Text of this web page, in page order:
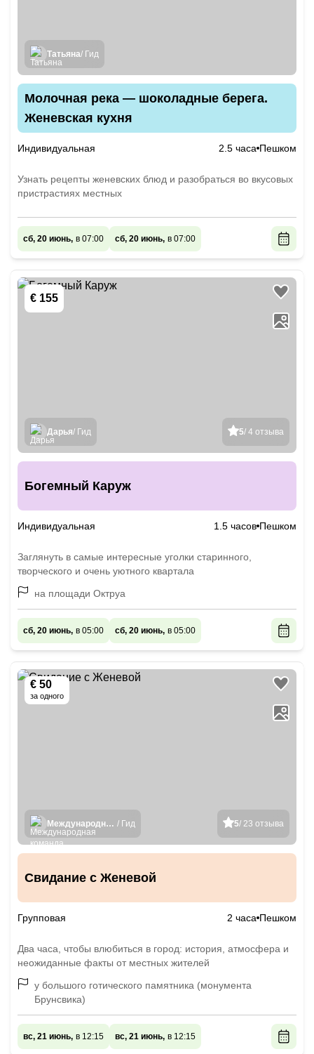
Татьяна/ Гид
Молочная река — шоколадные берега.
Женевская кухня
Индивидуальная 2.5 часа Пешком
Узнать рецепты женевских блюд и разобраться во вкусовых
пристрастиях местных
сб, 20 июнь, в 07:00 сб, 20 июнь, в 07:00
€ 155
5/ 4 отзыва
Дарья/ Гид
Богемный Каруж
Индивидуальная 1.5 часов Пешком
Заглянуть в самые интересные уголки старинного,
творческого и очень уютного квартала
на площади Октруа
сб, 20 июнь, в 05:00 сб, 20 июнь, в 05:00
€ 50
за одного
5/ 23 отзыва
Международная команда гидов / Гид
Свидание с Женевой
Групповая 2 часа Пешком
Два часа, чтобы влюбиться в город: история, атмосфера и
неожиданные факты от местных жителей
у большого готического памятника (монумента
Брунсвика)
вс, 21 июнь, в 12:15 вс, 21 июнь, в 12:15